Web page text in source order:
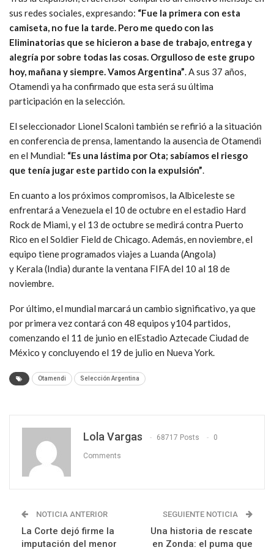
sus redes sociales, expresando: “Fue la primera con esta
camiseta, no fue la tarde. Pero me quedo con las
Eliminatorias que se hicieron a base de trabajo, entrega y
alegría por sobre todas las cosas. Orgulloso de este grupo
hoy, mañana y siempre. Vamos Argentina”. A sus 37 años,
Otamendi ya ha confirmado que esta será su última
participación en la selección.
El seleccionador Lionel Scaloni también se refirió a la situación
en conferencia de prensa, lamentando la ausencia de Otamendi
en el Mundial: “Es una lástima por Ota; sabíamos el riesgo
que tenía jugar este partido con la expulsión”.
En cuanto a los próximos compromisos, la Albiceleste se
enfrentará a Venezuela el 10 de octubre en el estadio Hard
Rock de Miami, y el 13 de octubre se medirá contra Puerto
Rico en el Soldier Field de Chicago. Además, en noviembre, el
equipo tiene programados viajes a Luanda (Angola)
y Kerala (India) durante la ventana FIFA del 10 al 18 de
noviembre.
Por último, el mundial marcará un cambio significativo, ya que
por primera vez contará con 48 equipos y104 partidos,
comenzando el 11 de junio en elEstadio Aztecade Ciudad de
México y concluyendo el 19 de julio en Nueva York.
Otamendi Selección Argentina
Lola Vargas 68717 Posts 0
Comments
NOTICIA ANTERIOR
La Corte dejó firme la
imputación del menor
SEGUIENTE NOTICIA
Una historia de rescate
en Zonda: el puma que